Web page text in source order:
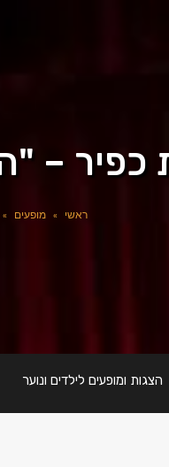
כפיר –
ראשי » מופעים »
הצגות ומופעים לילדים ונוער